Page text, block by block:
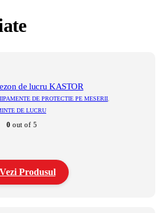
de lucru KASTOR
DE PROTECTIE PE MESERII,
DE LUCRU
0 out of 5
lei
Vezi Produsul